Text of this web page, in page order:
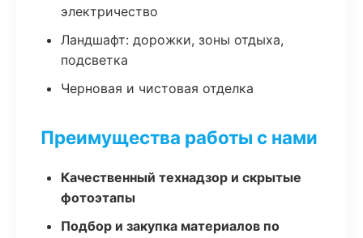
электричество
Ландшафт: дорожки, зоны отдыха,
подсветка
Черновая и чистовая отделка
Преимущества работы с нами
Качественный технадзор и скрытые
фотоэтапы
Подбор и закупка материалов по